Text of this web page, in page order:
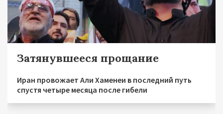
Затянувшееся прощание
Иран провожает Али Хаменеи в последний путь
спустя четыре месяца после гибели